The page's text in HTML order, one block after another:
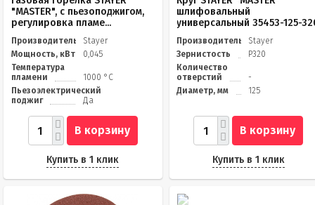
"MASTER", с пьезоподжигом,
регулировка пламе...
Производитель
Stayer
Мощность, кВт
0,045
Температура
пламени
1000 °С
Пьезоэлектрический
поджиг
Да
В корзину
Купить в 1 клик
шлифовальный
универсальный 35453-125-
Производитель
Stayer
Зернистость
Р320
Количество
отверстий
-
Диаметр, мм
125
В корзину
Купить в 1 клик